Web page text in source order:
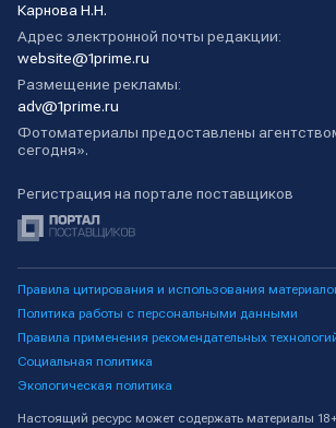
Карнова Н.Н.
Адрес электронной почты редакции:
website@1prime.ru
Размещение рекламы:
adv@1prime.ru
Фотоматериалы предоставлены
сегодня».
Регистрация на портале поставщиков
Правила цитирования и использования
Политика работы с персональными данными
Правила применения рекомендательных
Социальная политика
Экологическая политика
Настоящий ресурс может содержать материалы 18+